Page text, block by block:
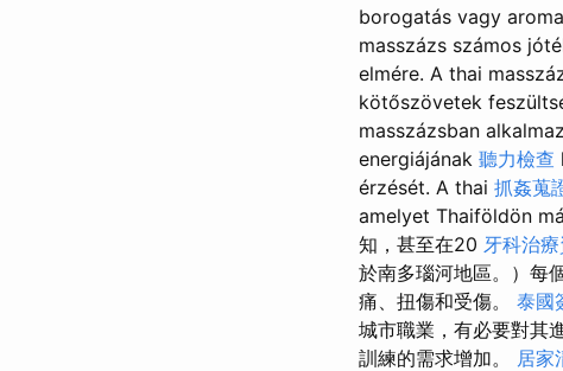
borogatás vagy
masszázs számos
elmére. A thai
kötőszövetek
masszázsban
energiájának 聽力檢查
érzését. A thai 抓姦蒐
amelyet Thaiföldön
知，甚至在20 牙科治
於南多瑙河地區。）每
痛、扭傷和受傷。 泰國
城市職業，有必要對其
訓練的需求增加。 居家